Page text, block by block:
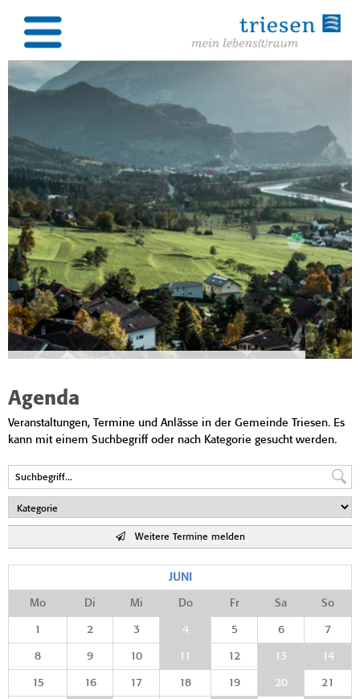
Agenda
Veranstaltungen, Termine und Anlässe in der Gemeinde Triesen. Es
kann mit einem Suchbegriff oder nach Kategorie gesucht werden.
Weitere Termine melden
JUNI
Mo Di Mi Do Fr Sa So
1 2 3 4 5 6 7
8 9 10 11 12 13 14
15 16 17 18 19 20 21